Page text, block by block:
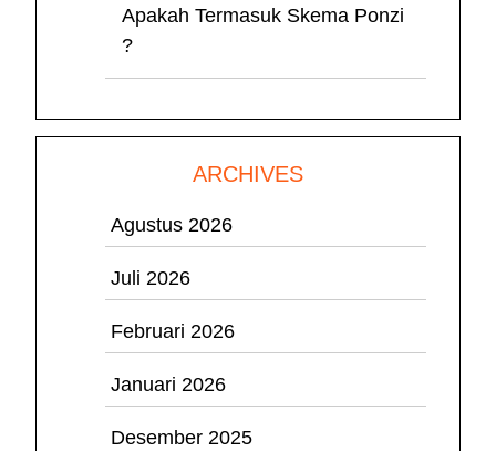
Apakah Termasuk Skema Ponzi
?
ARCHIVES
Agustus 2026
Juli 2026
Februari 2026
Januari 2026
Desember 2025